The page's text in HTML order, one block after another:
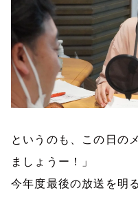
というのも、この日の
ましょうー！」
今年度最後の放送を明